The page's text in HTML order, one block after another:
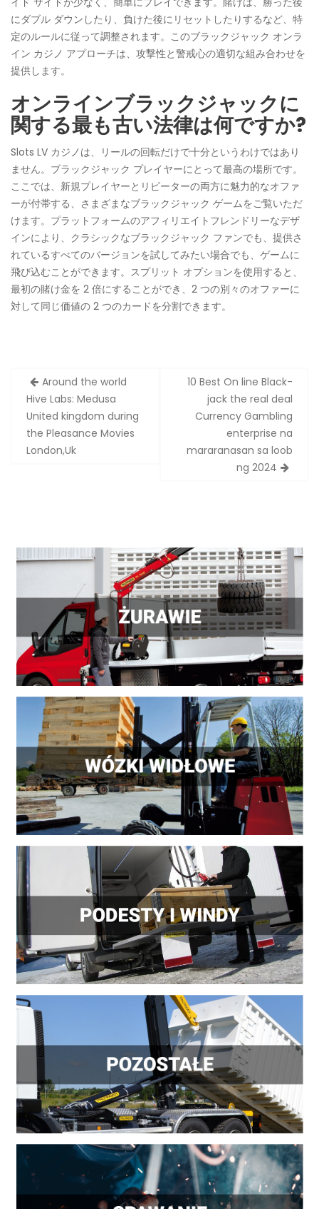
にダブル ダウンしたり、負けた後にリセットしたりするなど、特
定のルールに従って調整されます。このブラックジャック オンラ
イン カジノ アプローチは、攻撃性と警戒心の適切な組み合わせを
提供します。
オンラインブラックジャックに
関する最も古い法律は何ですか?
Slots LV カジノは、リールの回転だけで十分というわけではあり
ません。ブラックジャック プレイヤーにとって最高の場所です。
ここでは、新規プレイヤーとリピーターの両方に魅力的なオファ
ーが付帯する、さまざまなブラックジャック ゲームをご覧いただ
けます。プラットフォームのアフィリエイトフレンドリーなデザ
インにより、クラシックなブラックジャック ファンでも、提供さ
れているすべてのバージョンを試してみたい場合でも、ゲームに
飛び込むことができます。スプリット オプションを使用すると、
最初の賭け金を 2 倍にすることができ、2 つの別々のオファーに
対して同じ価値の 2 つのカードを分割できます。
Zobacz
wpisy
Around the world
Hive Labs: Medusa
United kingdom during
the Pleasance Movies
London,Uk
10 Best On line Black-
jack the real deal
Currency Gambling
enterprise na
mararanasan sa loob
ng 2024